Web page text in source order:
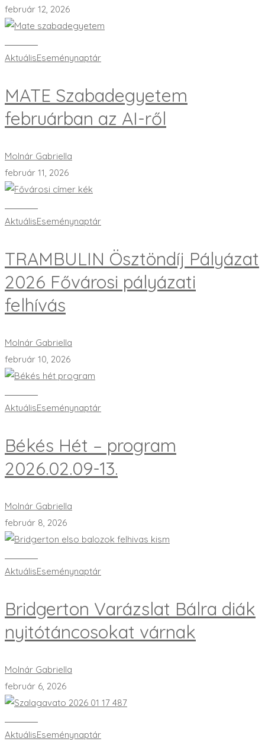
február 12, 2026
AktuálisEseménynaptár
MATE Szabadegyetem
februárban az AI-ről
Molnár Gabriella
február 11, 2026
AktuálisEseménynaptár
TRAMBULIN Ösztöndíj Pályázat
2026 Fővárosi pályázati
felhívás
Molnár Gabriella
február 10, 2026
AktuálisEseménynaptár
Békés Hét – program
2026.02.09-13.
Molnár Gabriella
február 8, 2026
AktuálisEseménynaptár
Bridgerton Varázslat Bálra diák
nyitótáncosokat várnak
Molnár Gabriella
február 6, 2026
AktuálisEseménynaptár